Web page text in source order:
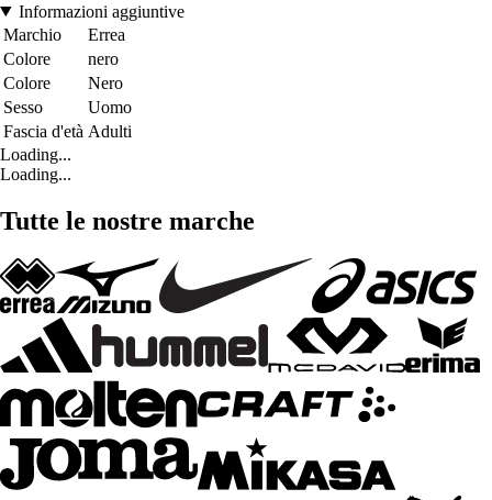
Informazioni aggiuntive
Marchio
Errea
Colore
nero
Colore
Nero
Sesso
Uomo
Fascia d'età Adulti
Loading...
Loading...
Tutte le nostre marche